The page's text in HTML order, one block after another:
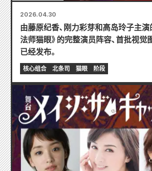
2026.04.30
由藤原纪香、刚力彩芽和高岛玲子主演
法师猫眼》的完整演员阵容、首批视觉
已经发布。
核心组合 北条司 猫眼 阶段